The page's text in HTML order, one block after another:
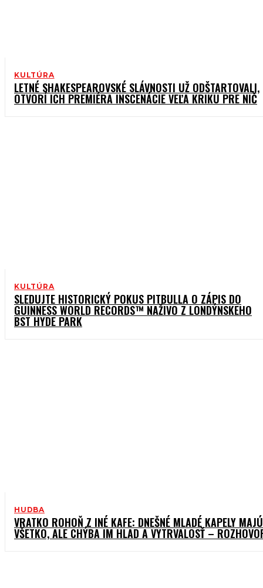
KULTÚRA
LETNÉ SHAKESPEAROVSKÉ SLÁVNOSTI UŽ ODŠTARTOVALI,
OTVORÍ ICH PREMIÉRA INSCENÁCIE VEĽA KRIKU PRE NIČ
KULTÚRA
SLEDUJTE HISTORICKÝ POKUS PITBULLA O ZÁPIS DO
GUINNESS WORLD RECORDS™ NAŽIVO Z LONDÝNSKEHO
BST HYDE PARK
HUDBA
VRATKO ROHOŇ Z INÉ KAFE: DNEŠNÉ MLADÉ KAPELY MAJÚ
VŠETKO, ALE CHÝBA IM HLAD A VYTRVALOSŤ –